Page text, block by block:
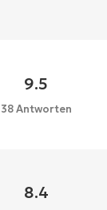
9.5
38 Antworten
8.4